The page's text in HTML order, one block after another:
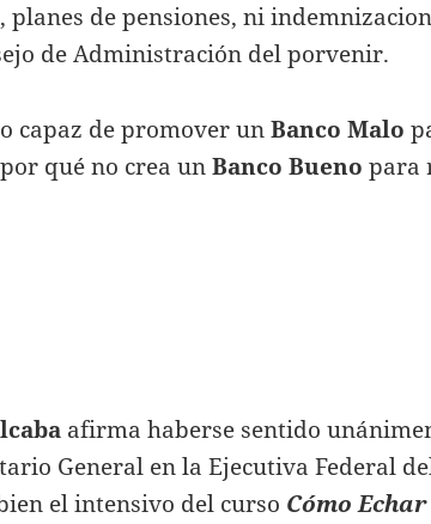
planes de pensiones, ni
de Administración del porvenir.
capaz de promover unBanco Malo
qué no crea unBanco Bueno para
afirma haberse sentido
General en la Ejecutiva Federal
el intensivo del curso Cómo